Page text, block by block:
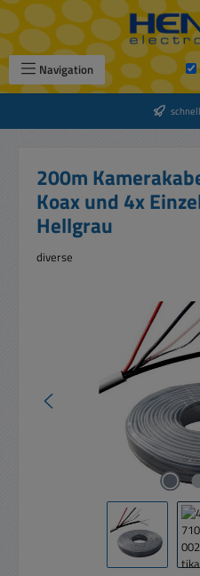
Zum Hauptinhalt springen
Navigation
200m
Koax und 4x
Hellgrau
diverse
Bildergalerie überspringen